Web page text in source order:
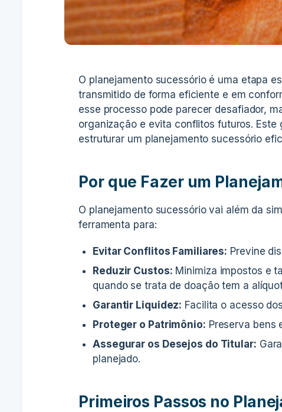
O planejamento sucessório é uma etapa
transmitido de forma eficiente e em
esse processo pode parecer desafiador,
organização e evita conflitos futuros. Este
estruturar um planejamento sucessório
Por que Fazer um
O planejamento sucessório vai além da
ferramenta para:
Evitar Conflitos Familiares: Previne
Reduzir Custos: Minimiza impostos e
quando se trata de doação tem a
Garantir Liquidez: Facilita o acesso
Proteger o Patrimônio: Preserva bens
Assegurar os Desejos do Titular:
planejado.
Primeiros Passos no